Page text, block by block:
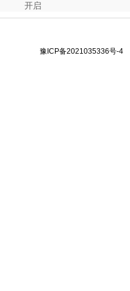
开启
豫ICP备2021035336号-4